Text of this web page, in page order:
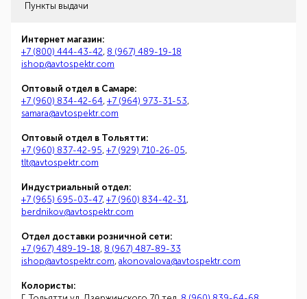
Пункты выдачи
Интернет магазин:
+7 (800) 444-43-42, 8 (967) 489-19-18
ishop@avtospektr.com
Оптовый отдел в Самаре:
+7 (960) 834-42-64, +7 (964) 973-31-53,
samara@avtospektr.com
Оптовый отдел в Тольятти:
+7 (960) 837-42-95, +7 (929) 710-26-05,
tlt@avtospektr.com
Индустриальный отдел:
+7 (965) 695-03-47, +7 (960) 834-42-31,
berdnikov@avtospektr.com
Отдел доставки розничной сети:
+7 (967) 489-19-18, 8 (967) 487-89-33
ishop@avtospektr.com, akonovalova@avtospektr.com
Колористы: